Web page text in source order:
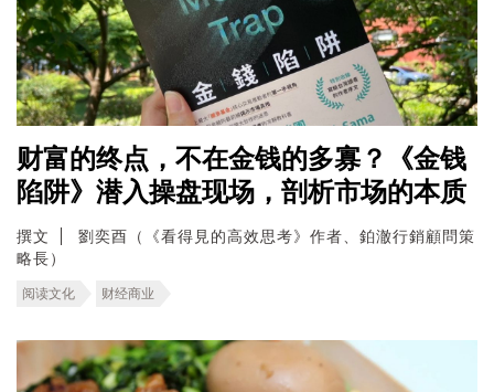
财富的终点，不在金钱的多寡？《金钱
陷阱》潜入操盘现场，剖析市场的本质
撰文
劉奕酉（《看得見的高效思考》作者、鉑澈行銷顧問策
略長）
阅读文化 财经商业